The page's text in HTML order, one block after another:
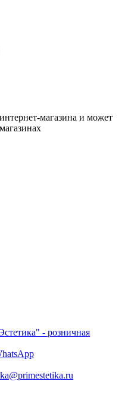
магазина и может
- розничная